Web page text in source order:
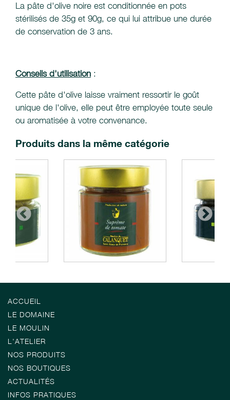
La pâte d'olive noire est conditionnée en pots
stérilisés de 35g et 90g, ce qui lui attribue une durée
de conservation de 3 ans.
Conseils d'utilisation :
Cette pâte d'olive laisse vraiment ressortir le goût
unique de l'olive, elle peut être employée toute seule
ou aromatisée à votre convenance.
Produits dans la même catégorie
ACCUEIL
LE DOMAINE
LE MOULIN
L'ATELIER
NOS PRODUITS
NOS BOUTIQUES
ACTUALITÉS
INFOS PRATIQUES